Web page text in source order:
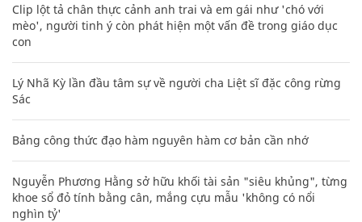
Clip lột tả chân thực cảnh anh trai và em gái như 'chó với
mèo', người tinh ý còn phát hiện một vấn đề trong giáo dục
con
Lý Nhã Kỳ lần đầu tâm sự về người cha Liệt sĩ đặc công rừng
Sác
Bảng công thức đạo hàm nguyên hàm cơ bản cần nhớ
Nguyễn Phương Hằng sở hữu khối tài sản "siêu khủng", từng
khoe sổ đỏ tính bằng cân, mắng cựu mẫu 'không có nổi
nghìn tỷ'